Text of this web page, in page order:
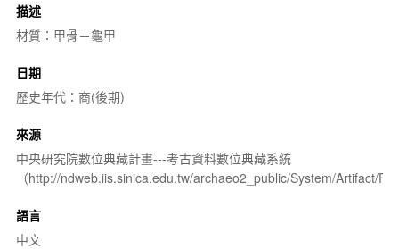
描述
材質：甲骨－龜甲
日期
歷史年代：商(後期)
來源
中央研究院數位典藏計畫---考古資料數位典藏系統
（http://ndweb.iis.sinica.edu.tw/archaeo2_public/System/Artifact/
語言
中文